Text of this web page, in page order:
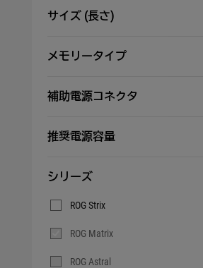
サイズ (長さ)
メモリータイプ
補助電源コネクタ
推奨電源容量
シリーズ
シ
リ
ROG Matrix
ROG Strix
ROG Astral